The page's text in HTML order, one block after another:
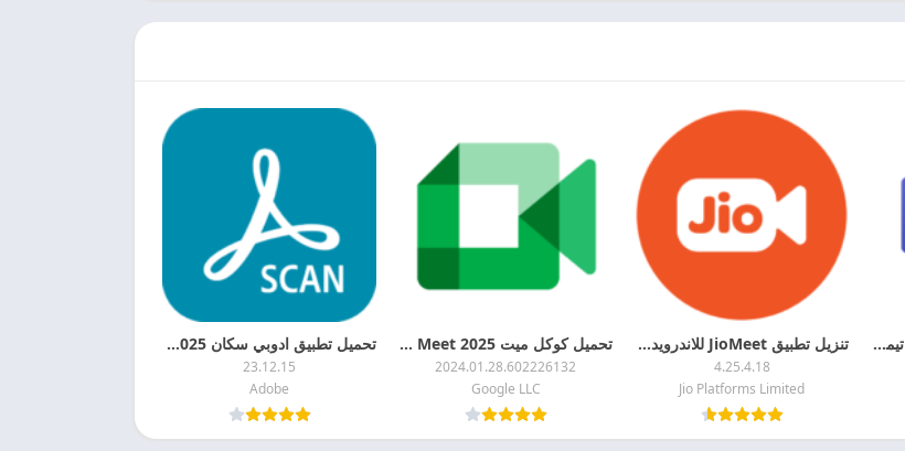
تحميل برنامج مايكروسوفت تيمز 2026 Microsoft Teams APK اخر اصدار مجانا تنزيل تطبيق JioMeet للاندرويد 2024 مجانا
4.25.4.18
Jio Platforms Limited
تحميل كوكل ميت 2025 Google Meet مجانا
2024.01.28.602226132
Google LLC
تحميل تطبيق ادوبي سكان 2025 Adobe Scan APK مجانا
23.12.15
Adobe